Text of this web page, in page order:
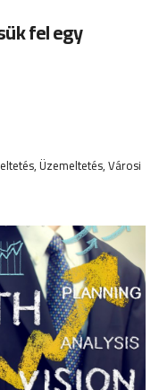
fel egy
Üzemeltetés, Városi